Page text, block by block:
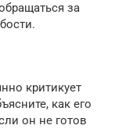
за
критикует
как его
он не готов